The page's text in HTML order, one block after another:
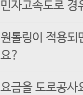
민자고속도로
원톨링이 적용되
요?
요금을 도로공사